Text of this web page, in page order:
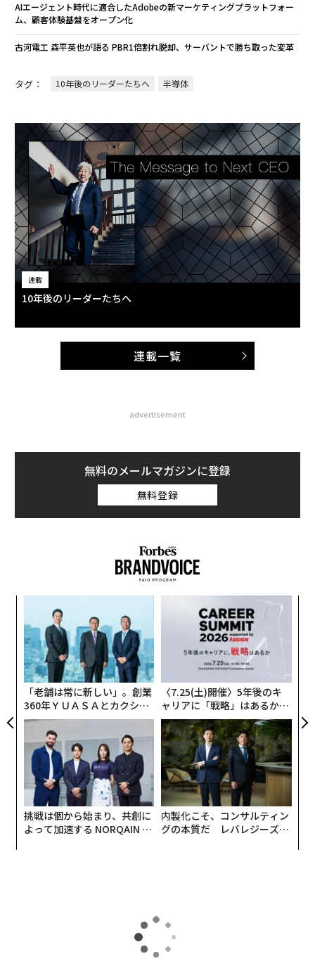
AIエージェント時代に適合したAdobeの新マーケティングプラットフォー
ム、顧客体験基盤をオープン化
古河電工 森平英也が語る PBR1倍割れ脱却、サーバントで勝ち取った変革
タグ： 10年後のリーダーたちへ 半導体
連載
10年後のリーダーたちへ
連載一覧
advertisement
無料のメールマガジンに登録
無料登録
「老舗は常に新しい」。創業
360年ＹＵＡＳＡとカクシン
CEO田尻望が語る、AIを超え
る人の価値
〈7.25(土)開催〉5年後のキ
ャリアに「戦略」はあるか。
トップエグゼクティブのキャ
リアに触れる1日│CAREER S
UMMIT 2026
挑戦は個から始まり、共創に
よって加速する NORQAIN JA
内製化こそ、コンサルティン
グの本質だ レバレジーズが